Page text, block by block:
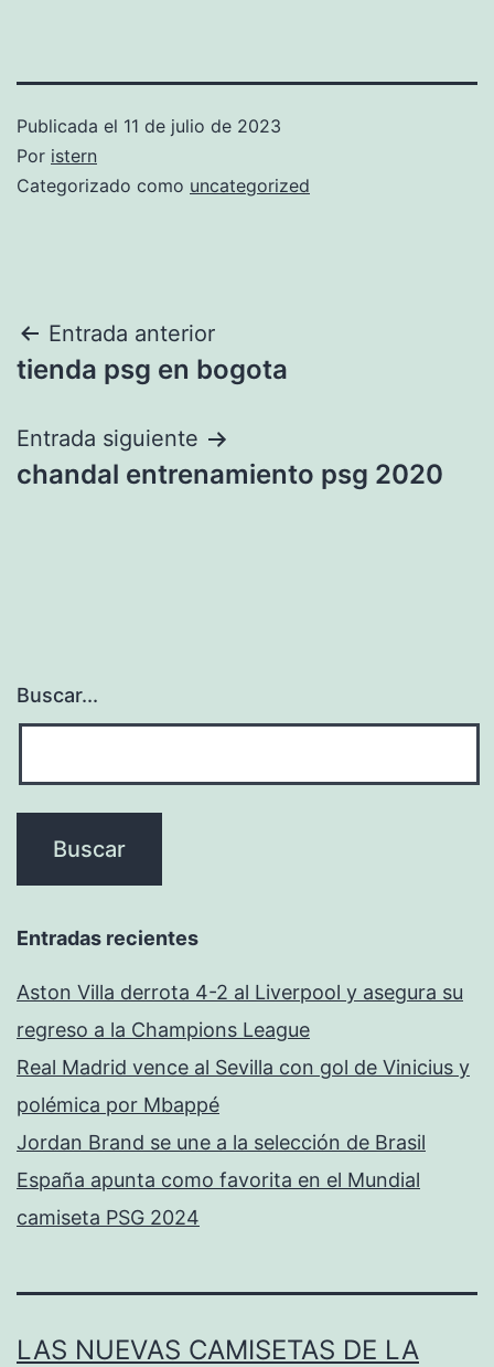
Publicada el 11 de julio de 2023
Por istern
Categorizado como uncategorized
Navegación
de
entradas
Entrada anterior
tienda psg en bogota
Entrada siguiente
chandal entrenamiento psg 2020
Buscar...
Entradas recientes
Aston Villa derrota 4-2 al Liverpool y asegura su
regreso a la Champions League
Real Madrid vence al Sevilla con gol de Vinicius y
polémica por Mbappé
Jordan Brand se une a la selección de Brasil
España apunta como favorita en el Mundial
camiseta PSG 2024
LAS NUEVAS CAMISETAS DE LA